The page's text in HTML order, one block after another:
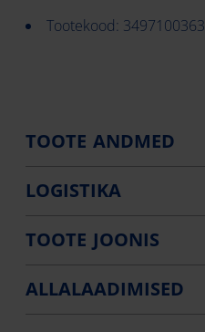
Tootekood: 3497100363
TOOTE ANDMED
LOGISTIKA
TOOTE JOONIS
ALLALAADIMISED